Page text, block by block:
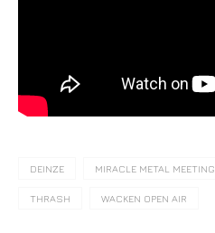
DEINZE MIRACLE METAL MEETING
THRASH WACKEN OPEN AIR